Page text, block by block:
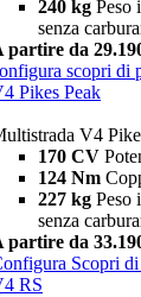
240 kg Peso
senza
partire da
scopri di
Pikes Peak
V4
170 CV
124 Nm
227 kg Peso
senza
partire da
Scopri
RS